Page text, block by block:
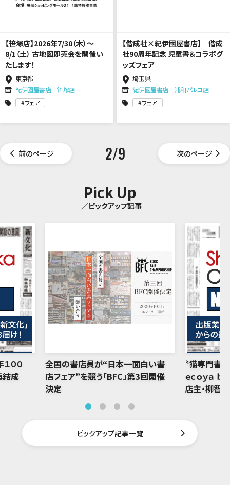
【笹塚店】2026年7/30（木）～
8/1（土） 古地図即売会を開催い
たします！
東京都
紀伊國屋書店 笹塚店
フェア
【偕成社×紀伊國屋書店】 偕成
社90周年記念 児童書＆コラボグ
ッズフェア
埼玉県
紀伊國屋書店 浦和パルコ店
フェア
前のページ 2/9 次のページ
Pick Up
／ピックアップ記事
００
結成
全国の書店員が“日本一面白い書
店フェア”を競う「BFC」第3回開催
決定
〝猫専門書
ｅｃｏｙａ ｂ
店主・柳智
ピックアップ記事一覧